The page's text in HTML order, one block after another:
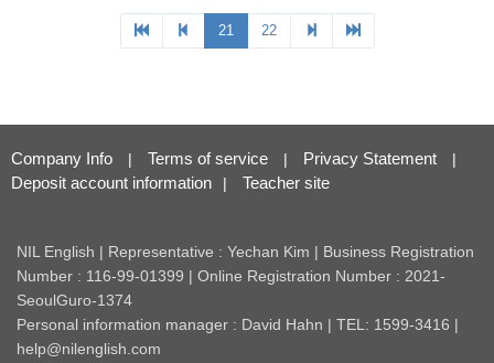
Company Info | Terms of service | Privacy Statement |
Deposit account information | Teacher site
NIL English | Representative : Yechan Kim | Business Registration
Number : 116-99-01399 | Online Registration Number : 2021-
SeoulGuro-1374
Personal information manager : David Hahn | TEL: 1599-3416 |
help@nilenglish.com